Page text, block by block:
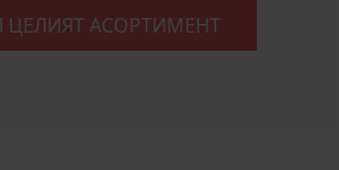
АСОРТИМЕНТ